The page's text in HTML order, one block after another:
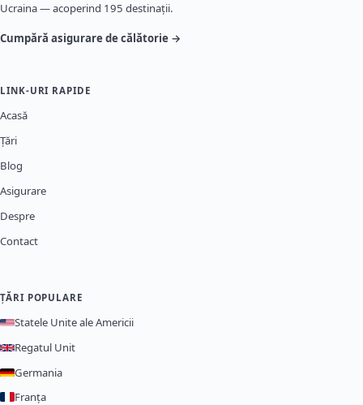
Ucraina — acoperind 195 destinații.
Cumpără asigurare de călătorie →
LINK-URI RAPIDE
Acasă
Țări
Blog
Asigurare
Despre
Contact
ȚĂRI POPULARE
Statele Unite ale Americii
Regatul Unit
Germania
Franța